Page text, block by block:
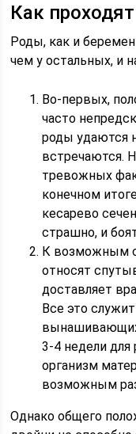
Как
Роды, как и
чем у остальных, и
Во-первых,
часто
роды удаются
встречаются.
тревожных
конечном
кесарево
страшно, и
К возможным
относят
доставляет
Все это
вынашивающих
3-4 недели для
организм
возможным
Однако общего